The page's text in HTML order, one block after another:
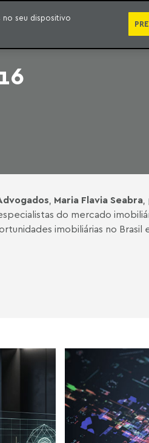
PUBLICAÇÕES EBOOKS
, Maria Flavia Seabra,
do mercado
imobiliárias no Brasil
seu dispositivo